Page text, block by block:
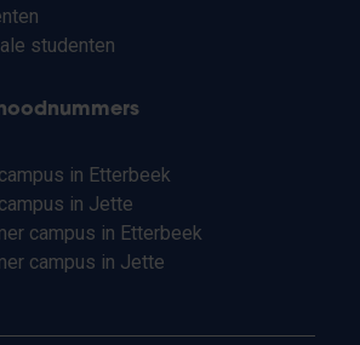
studenten
in Etterbeek
in Jette
campus in Etterbeek
campus in Jette